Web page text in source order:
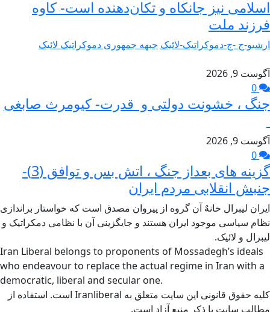
اسلامی نیز جانکاه و تکان‌دهنده است- کاوه
فرزند ملت
ارشیو-ج -ج-دموکراتیک-لائیک جبهه جمهوری دموکراتیک لائیک
آگوست 9, 2026
جنگ ، خشونت دولتی و قدرت- کیومرث صابغی
آگوست 9, 2026
گزینه های بعداز جنگ ، اتش بس و توافق (3)-
جنبش انقلابی مردم ایران
ایران لیبرال خانهٌ آن گروه از پیروان مصدق است که خواستار براندازی
نظام سیاسی موجود ایران هستند و جایگزینی آن با نظامی دمکراتیک و
لیبرال و لائیک.
Iran Liberal belongs to proponents of Mossadegh’s ideals
who endeavour to replace the actual regime in Iran with a
democratic, liberal and secular one.
کلیه حقوق قانونی این سایت متعلق به Iranliberal است. استفاده از
مطالب سایت با ذکر منبع آزاد است.